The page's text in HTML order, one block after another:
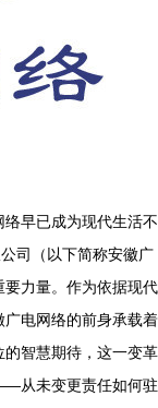
早已成为现代生活不
司（以下简称安徽广
力量。作为依据现代
电网络的前身承载着
智慧期待，这一变革
从未变更责任如何驻